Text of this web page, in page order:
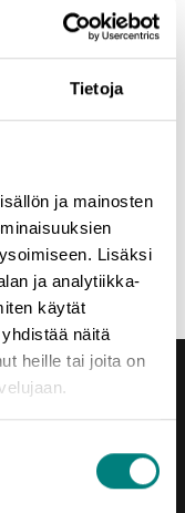
Tietoja
ja mainosten
Lisäksi
ja analytiikka-
käytät
näitä
heille tai joita on